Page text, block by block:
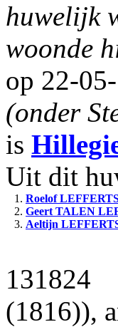
huwelijk
woonde
op 22-
(onder
is
Uit dit
1. Roelof
2. Geert TALEN
3. Aeltijn
131824
(1816)),